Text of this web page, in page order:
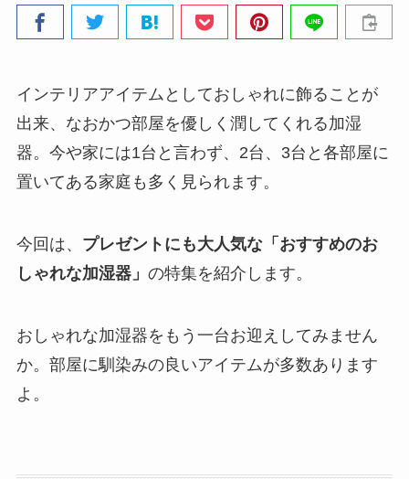
インテリアアイテムとしておしゃれに飾ることが
出来、なおかつ部屋を優しく潤してくれる加湿
器。今や家には1台と言わず、2台、3台と各部屋に
置いてある家庭も多く見られます。
今回は、 プレゼントにも大人気な「おすすめのお
しゃれな加湿器」 の特集を紹介します。
おしゃれな加湿器をもう一台お迎えしてみません
か。部屋に馴染みの良いアイテムが多数あります
よ。